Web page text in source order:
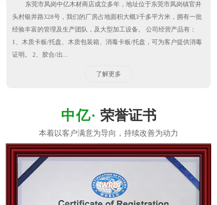
东莞市凤岗中亿木材商店成立多年，地址位于东莞市凤岗镇官井
头村银井路328号，我们的厂房占地面积大概3千多平方米，拥有一批
经验丰富的管理及生产团队，及大型加工设备。 公司经营产品有：
1、木质卡板/托盘、木质包装箱、消毒卡板/托盘，可为客户提供消毒
证明。 2、胶合/出...
了解更多
荣誉证书